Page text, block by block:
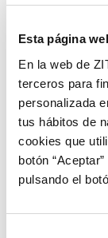
Esta página
En la web de
terceros para
personalizada
tus hábitos de
cookies que
botón
pulsando el
8.
El trabajo remoto
con problemas
favorece a su vez
Las empresas
equipos
creatividad a la